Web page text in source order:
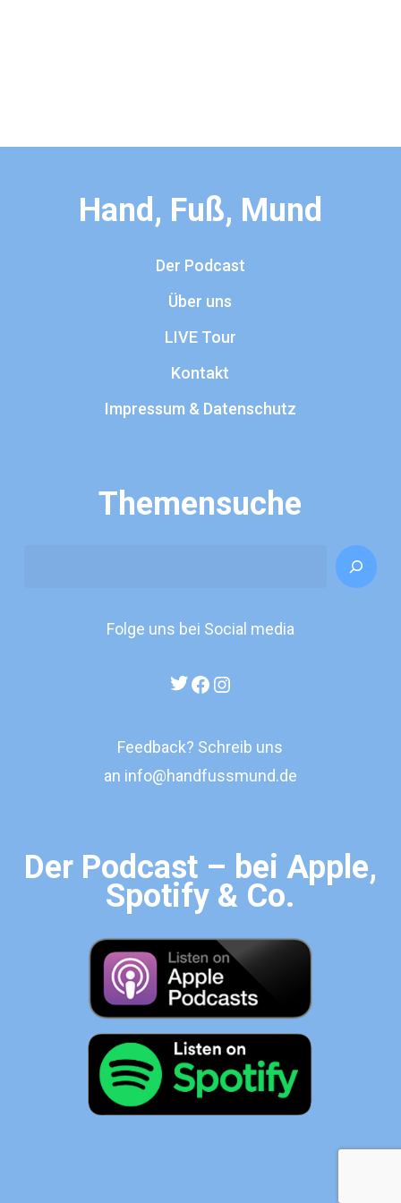
Hand, Fuß, Mund
Der Podcast
Über uns
LIVE Tour
Kontakt
Impressum & Datenschutz
Themensuche
Folge uns bei Social media
Twitter
Facebook
Feedback? Schreib uns
an info@handfussmund.de
Der Podcast – bei Apple,
Spotify & Co.